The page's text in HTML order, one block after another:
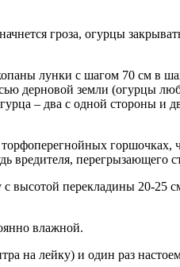
гроза, огурцы
лунки с шагом 70 см в
дерновой земли (огурцы
– два с одной стороны и
горшочках,
вредителя, перегрызающего
высотой перекладины 20-
влажной.
на лейку) и один раз